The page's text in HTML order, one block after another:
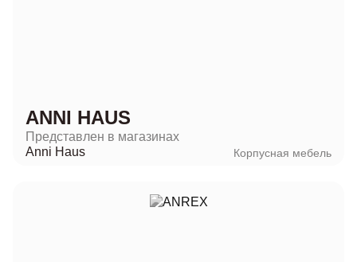
ANNI HAUS
Представлен в магазинах
Anni Haus
Корпусная мебель